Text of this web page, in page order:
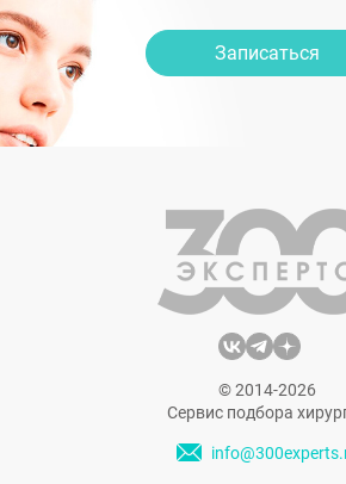
Записаться
© 2014-2026
Сервис подбора